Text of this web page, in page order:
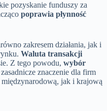
pozyskanie funduszy za
poprawia płynność
zakresem działania, jak i
Waluta transakcji
Z tego powodu, wybór
znaczenie dla firm
jak i krajową